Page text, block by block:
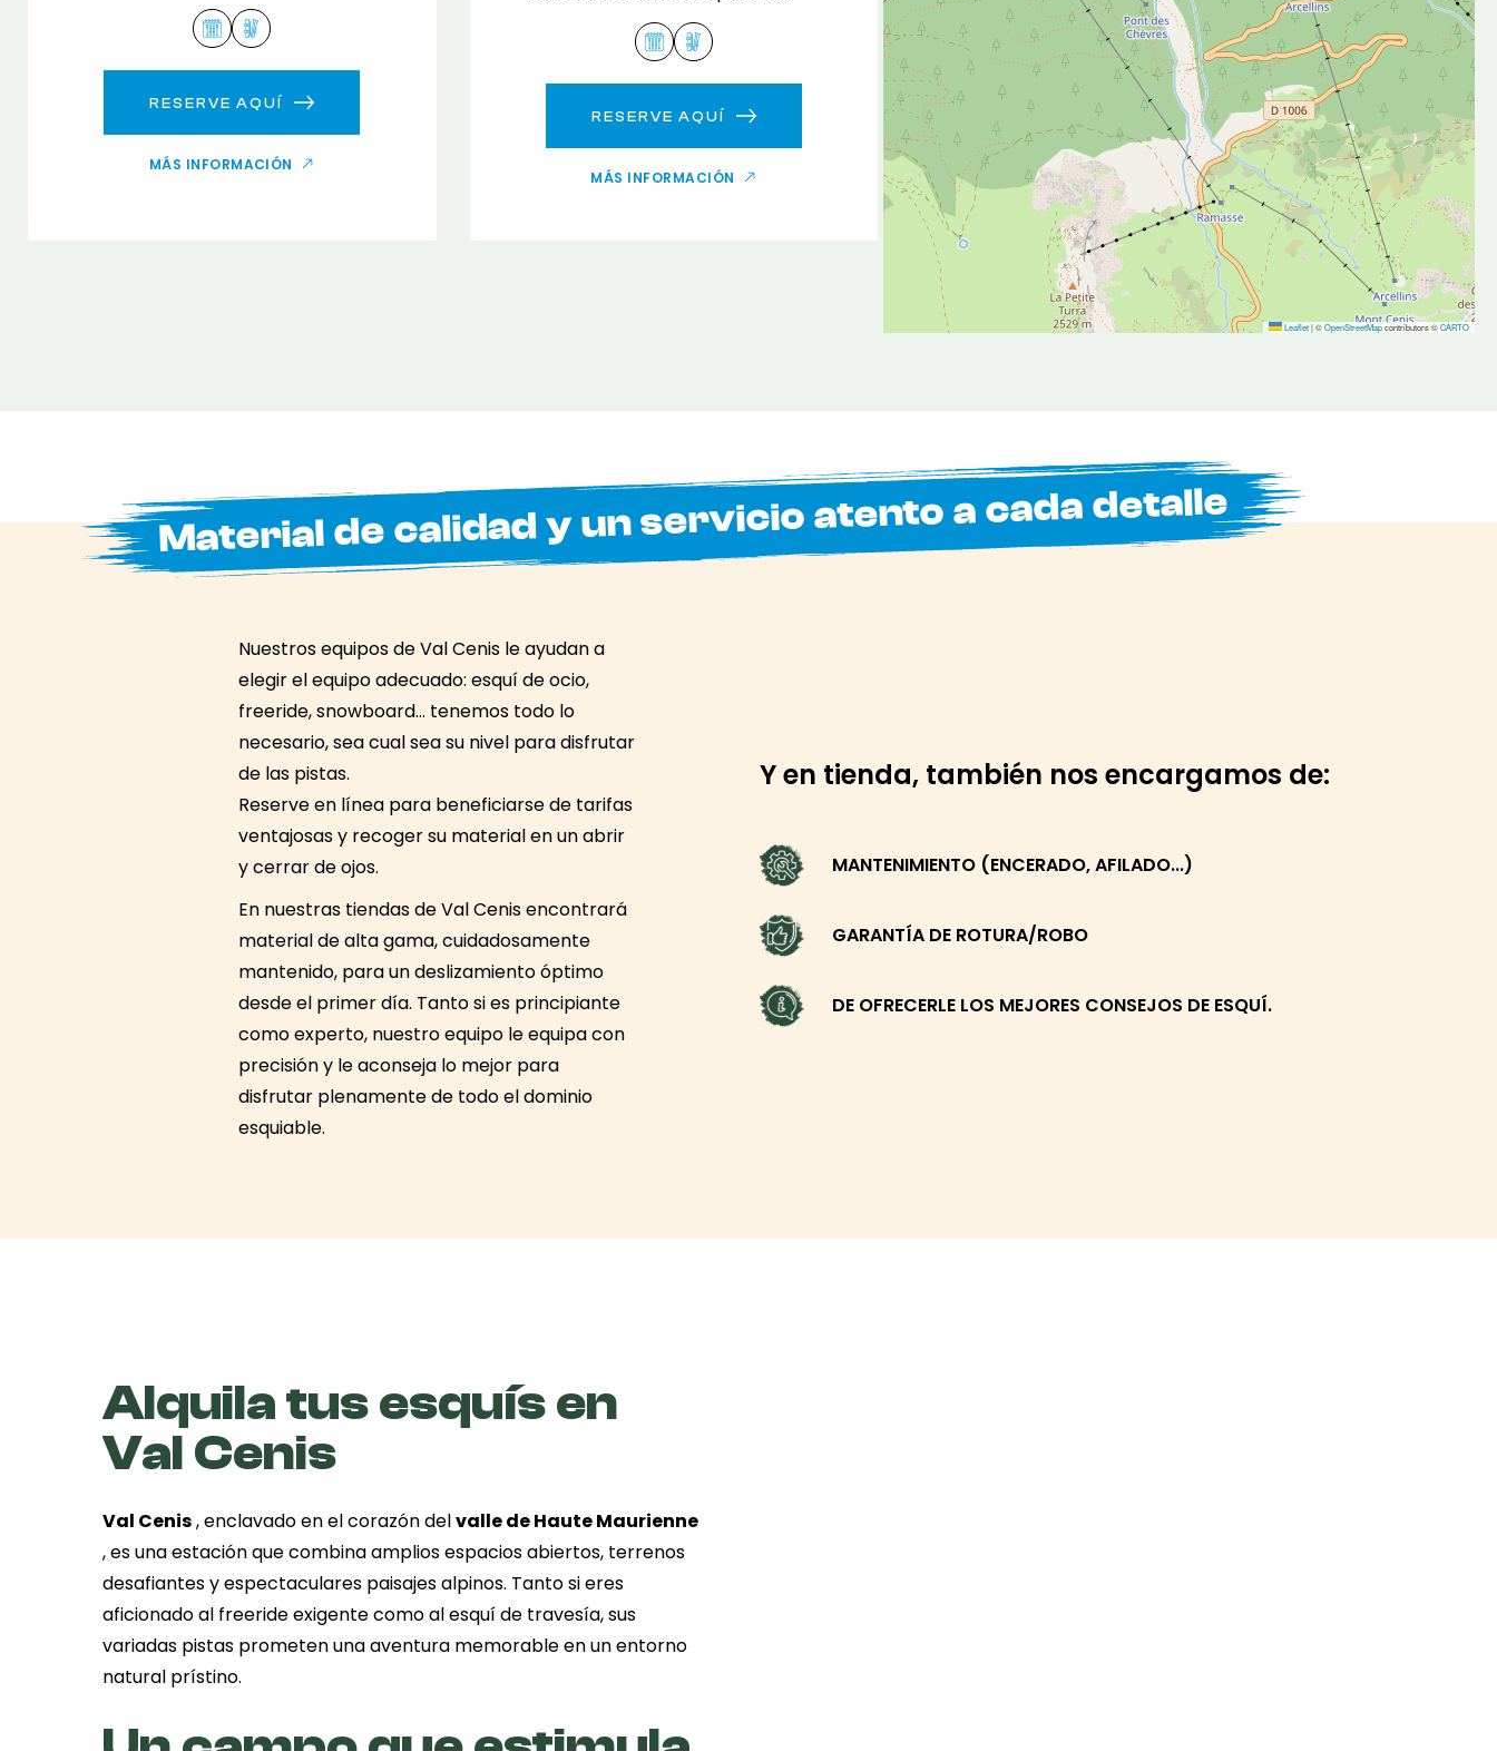
alquiler de esquís y tablas de
RESERVE AQUÍ
MÁS INFORMACIÓN
estancia en Val Cenis
Lanslevillard.
RESERVE AQUÍ
MÁS INFORMACIÓN
Leaflet|©OpenStreetMapcontributors ©CARTO
Material de calidad y un servicio atento a cada detalle
Nuestros equipos de Val Cenis le ayudan a
elegir el equipo adecuado: esquí de ocio,
freeride, snowboard… tenemos todo lo
necesario, sea cual sea su nivel para disfrutar
de las pistas.
Reserve en línea para beneficiarse de tarifas
ventajosas y recoger su material en un abrir
y cerrar de ojos.
En nuestras tiendas de Val Cenis encontrará
material de alta gama, cuidadosamente
mantenido, para un deslizamiento óptimo
desde el primer día. Tanto si es principiante
como experto, nuestro equipo le equipa con
precisión y le aconseja lo mejor para
disfrutar plenamente de todo el dominio
esquiable.
Y en tienda, también nos encargamos de:
MANTENIMIENTO (ENCERADO, AFILADO...)
GARANTÍA DE ROTURA/ROBO
DE OFRECERLE LOS MEJORES CONSEJOS DE ESQUÍ.
Alquila tus esquís en
Val Cenis
Val Cenis, enclavado en el corazón delvalle de Haute Maurienne
, es una estación que combina amplios espacios abiertos, terrenos
desafiantes y espectaculares paisajes alpinos. Tanto si eres
aficionado al freeride exigente como al esquí de travesía, sus
variadas pistas prometen una aventura memorable en un entorno
natural prístino.